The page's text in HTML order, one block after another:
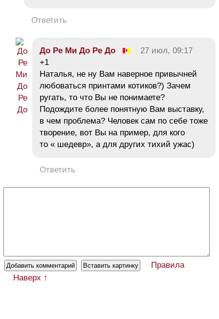
Ответить
До Ре Ми До Ре До
27 июл, 09:17
+1
Наталья, не ну Вам наверное привычней
любоваться принтами котиков?) Зачем
ругать, то что Вы не понимаете?
Подождите более понятную Вам выставку,
в чем проблема? Человек сам по себе тоже
творение, вот Вы на пример, для кого
то « шедевр», а для других тихий ужас)
Ответить
Правила
Наверх ↑